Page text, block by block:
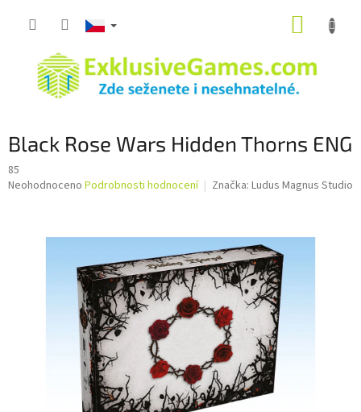
Black Rose Wars Hidden Thorns ENG
85
Průměrné
Neohodnoceno Podrobnosti hodnocení Značka: Ludus Magnus Studio